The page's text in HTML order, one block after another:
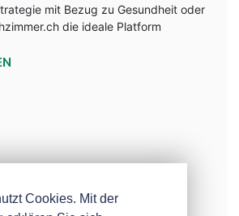
mit Bezug zu Gesundheit oder
die ideale Platform
Cookies. Mit der